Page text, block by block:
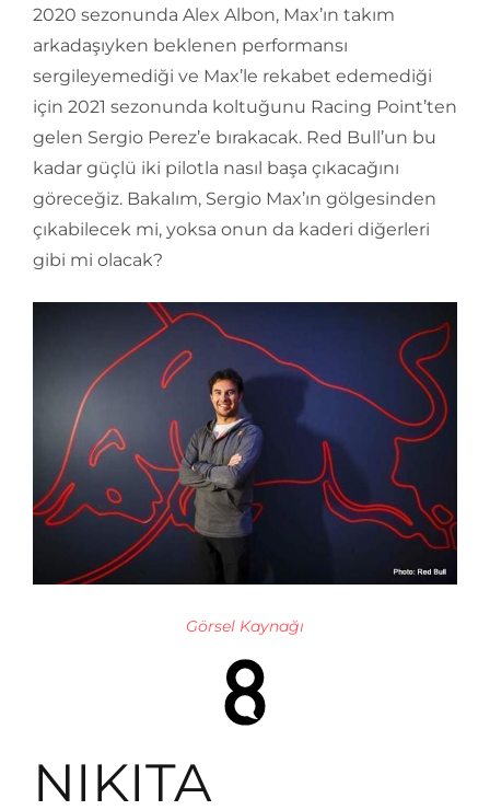
2020 sezonunda Alex Albon, Max’ın takım
arkadaşıyken beklenen performansı
sergileyemediği ve Max’le rekabet edemediği
için 2021 sezonunda koltuğunu Racing Point’ten
gelen Sergio Perez’e bırakacak. Red Bull’un bu
kadar güçlü iki pilotla nasıl başa çıkacağını
göreceğiz. Bakalım, Sergio Max’ın gölgesinden
çıkabilecek mi, yoksa onun da kaderi diğerleri
gibi mi olacak?
Görsel Kaynağı
NIKITA